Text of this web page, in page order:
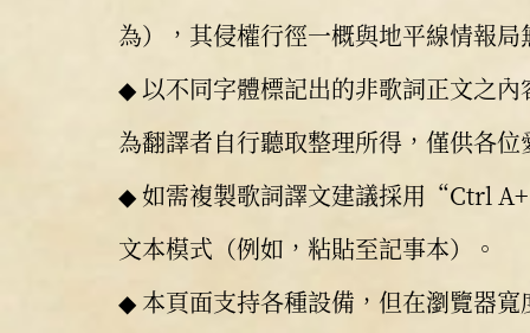
為），其侵權行徑一概與地平線情報局
◆ 以不同字體標記出的非歌詞正文之
為翻譯者自行聽取整理所得，僅供各位
◆ 如需複製歌詞譯文建議採用“Ctrl
文本模式（例如，粘貼至記事本）。
◆ 本頁面支持各種設備，但在瀏覽器